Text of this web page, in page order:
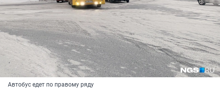
Автобус едет по правому ряду